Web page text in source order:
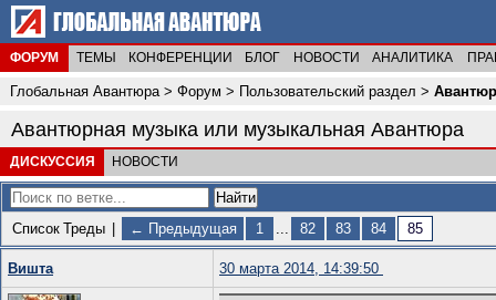
ФОРУМ ТЕМЫ КОНФЕРЕНЦИИ БЛОГ НОВОСТИ АНАЛИТИКА
Глобальная Авантюра> Форум > Пользовательский раздел >
Авантюрная музыка или музыкальная Авантюра
ДИСКУССИЯ НОВОСТИ
Список Треды ← Предыдущая 1 ... 82 83 84 85
Вишта 30 марта 2014, 14:39:50